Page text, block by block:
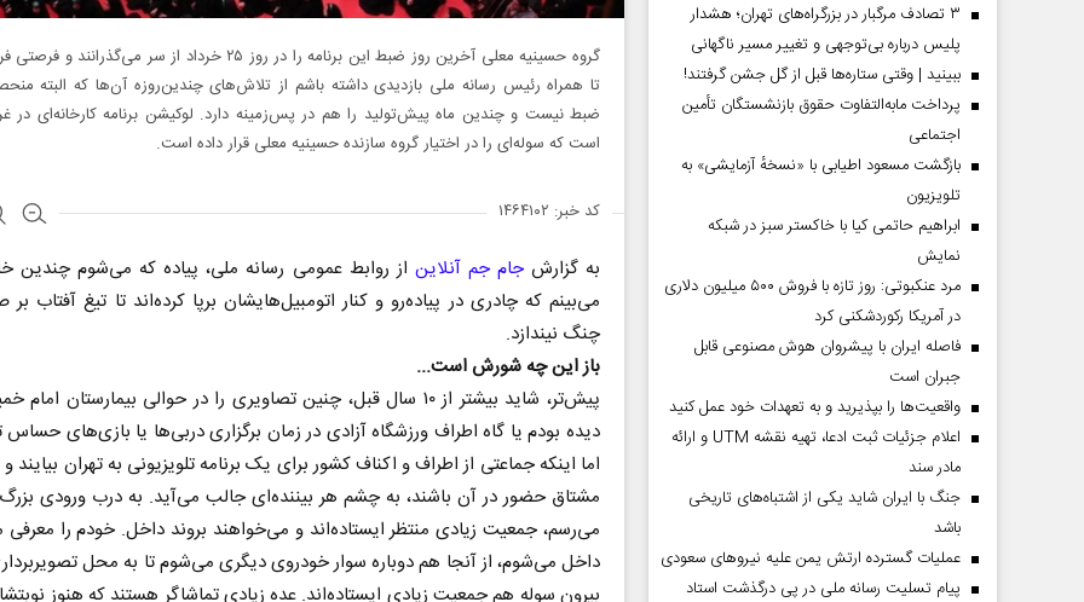
گروه حسینیه معلی آخرین روز ضبط این برنامه را در روز ۲۵ خرداد از سر
تا همراه رئیس رسانه ملی بازدیدی داشته باشم از تلاش‌های چندین‌روزه آن‌ها که البته
ضبط نیست و چندین ماه پیش‌تولید را هم در پس‌زمینه دارد. لوکیشن برنامه کارخانه‌ای در
است که سوله‌ای را در اختیار گروه سازنده حسینیه معلی قرار داده است.
کد خبر: ۱۴۶۴۱۰۲
به گزارشجام جم آنلاین از روابط عمومی رسانه ملی، پیاده که می‌شوم چندین
می‌بینم که چادری در پیاده‌رو و کنار اتومبیل‌هایشان برپا کرده‌اند تا تیغ آفتاب
چنگ نیندازد.
باز این چه شورش است...
پیش‌تر، شاید بیشتر از ۱۰ سال قبل، چنین تصاویری را در حوالی بیمارستان
دیده بودم یا گاه اطراف ورزشگاه آزادی در زمان برگزاری دربی‌ها یا بازی‌های حساس
اما اینکه جماعتی از اطراف و اکناف کشور برای یک برنامه تلویزیونی به تهران بیایند
مشتاق حضور در آن باشند، به چشم هر بیننده‌ای جالب می‌آید. به درب ورودی بزرگ
می‌رسم، جمعیت زیادی منتظر ایستاده‌اند و می‌خواهند بروند داخل. خودم را
داخل می‌شوم، از آنجا هم دوباره سوار خودروی دیگری می‌شوم تا به محل
بیرون سوله هم جمعیت زیادی ایستاده‌اند. عده زیادی تماشاگر هستند که هنوز
۳ تصادف مرگبار در بزرگراه‌های تهران؛ هشدار
پلیس درباره بی‌توجهی و تغییر مسیر ناگهانی
ببینید | وقتی ستاره‌ها قبل از گل جشن گرفتند!
پرداخت مابه‌التفاوت حقوق بازنشستگان تأمین
اجتماعی
بازگشت مسعود اطیابی با «نسخهٔ آزمایشی» به
تلویزیون
ابراهیم حاتمی کیا با خاکستر سبز در شبکه
نمایش
مرد عنکبوتی: روز تازه با فروش ۵۰۰ میلیون دلاری
در آمریکا رکوردشکنی کرد
فاصله ایران با پیشرو‌ان هوش مصنوعی قابل
جبران است
واقعیت‌ها را بپذیرید و به تعهدات خود عمل کنید
اعلام جزئیات ثبت ادعا، تهیه نقشه UTM و ارائه
مادر سند
جنگ با ایران شاید یکی از اشتباه‌های تاریخی
باشد
عملیات گسترده ارتش یمن علیه نیروهای سعودی
پیام تسلیت رسانه ملی در پی درگذشت استاد